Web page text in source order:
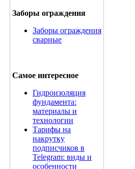
Заборы ограждения
Заборы ограждения
сварные
Самое интересное
Гидроизоляция
фундамента:
материалы и
технологии
Тарифы на
накрутку
подписчиков в
Telegram: виды и
особенности